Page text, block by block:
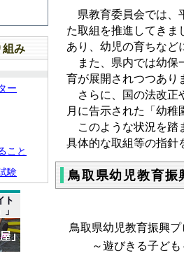
組み
ー
こと
験
ト
県教育委員会では、
た取組を推進してきま
あり、幼児の育ちなど
また、県内では幼保
育が展開されつつあり
さらに、国の法改正
月に告示された「幼稚
このような状況を踏
具体的な取組等の指針
鳥取県幼児教育振
鳥取県幼児教育振興プ
～遊びきる子ども